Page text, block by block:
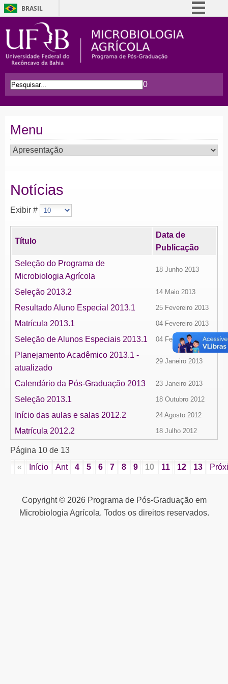
BRASIL
Comunica BR
Participe
Acesso à informação
Legislação
Canais
0
Menu
Notícias
Exibir #
Título
Data de
Publicação
Seleção do Programa de
Microbiologia Agrícola
18 Junho 2013
Seleção 2013.2 14 Maio 2013
Resultado Aluno Especial 2013.1 25 Fevereiro 2013
Matrícula 2013.1 04 Fevereiro 2013
Seleção de Alunos Especiais 2013.1 04 Fevereiro 2013
Planejamento Acadêmico 2013.1 -
atualizado
29 Janeiro 2013
Calendário da Pós-Graduação 2013 23 Janeiro 2013
Seleção 2013.1 18 Outubro 2012
Início das aulas e salas 2012.2 24 Agosto 2012
Matrícula 2012.2 18 Julho 2012
Página 10 de 13
«
Início Ant 4 5 6 7 8 9 10 11 12 13
Copyright © 2026 Programa de Pós-Graduação em
Microbiologia Agrícola. Todos os direitos reservados.